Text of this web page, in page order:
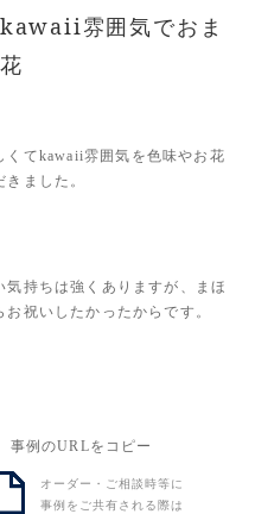
雰囲気でおま
くてkawaii雰囲気を色味やお花
ました。
持ちは強くありますが、まほ
祝いしたかったからです。
事例のURLをコピー
オーダー・ご相談時等に
事例をご共有される際は